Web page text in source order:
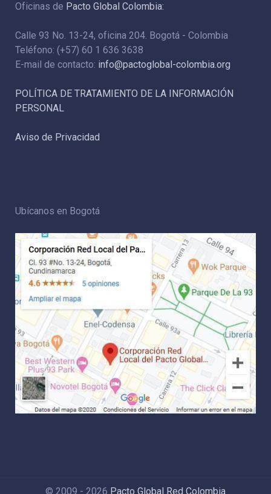
Oficinas de Pacto Global Colombia:
Calle 93 No. 13-24, oficina 204. Bogotá - Colombia
Teléfono: (+57) 60 1 636 3638
E-mail de contacto: info@pactoglobal-colombia.org
POLÍTICA DE TRATAMIENTO DE LA INFORMACIÓN
PERSONAL
Aviso de Privacidad
Ubícanos en Bogotá
© 2009 - 2026 Pacto Global Red Colombia